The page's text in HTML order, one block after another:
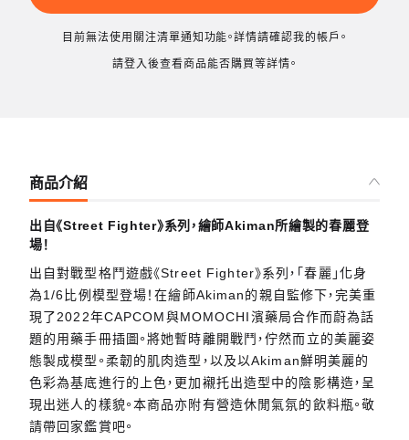
目前無法使用關注清單通知功能。詳情請確認我的帳戶。
請登入後查看商品能否購買等詳情。
商品介紹
出自《Street Fighter》系列，繪師Akiman所繪製的春麗登
場！
出自對戰型格鬥遊戲《Street Fighter》系列，「春麗」化身
為1/6比例模型登場！在繪師Akiman的親自監修下，完美重
現了2022年CAPCOM與MOMOCHI濱藥局合作而蔚為話
題的用藥手冊插圖。將她暫時離開戰鬥，佇然而立的美麗姿
態製成模型。柔韌的肌肉造型，以及以Akiman鮮明美麗的
色彩為基底進行的上色，更加襯托出造型中的陰影構造，呈
現出迷人的樣貌。本商品亦附有營造休閒氣氛的飲料瓶。敬
請帶回家鑑賞吧。